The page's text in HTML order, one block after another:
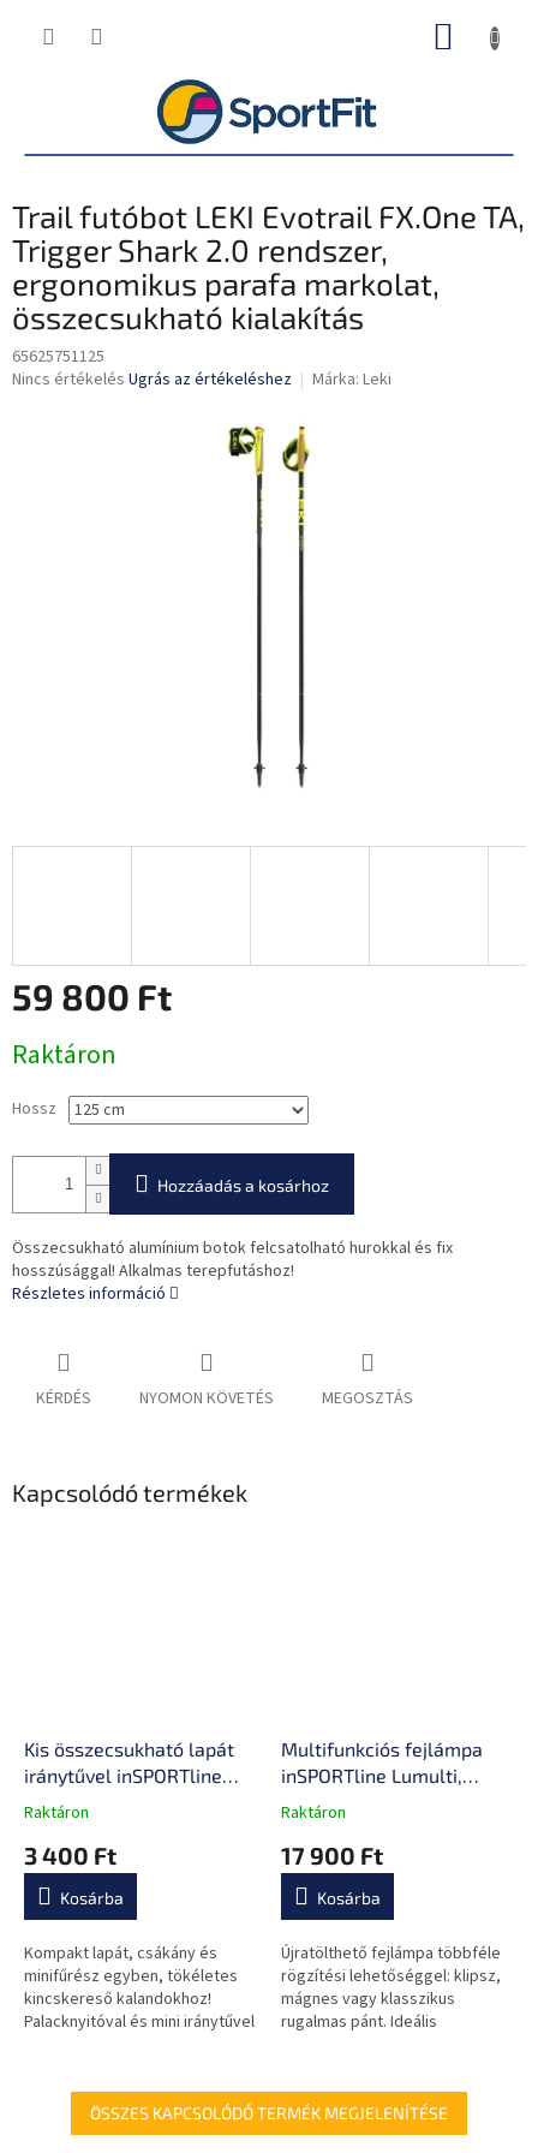
KOSÁR
Trail futóbot LEKI Evotrail FX.One TA,
Trigger Shark 2.0 rendszer,
ergonomikus parafa markolat,
összecsukható kialakítás
65625751125
A
Nincs értékelés Ugrás az értékeléshez Márka: Leki
59 800 Ft
Raktáron
Hossz
Hozzáadás a kosárhoz
Összecsukható alumínium botok felcsatolható hurokkal és fix
hosszúsággal! Alkalmas terepfutáshoz!
Részletes információ
KÉRDÉS NYOMON KÖVETÉS MEGOSZTÁS
Kapcsolódó termékek
Kis összecsukható lapát
iránytűvel inSPORTline
Plegable
A
átlagos
értékelése
0,0
csillag.
Raktáron
3 400 Ft
Kosárba
Kompakt lapát, csákány és
minifűrész egyben, tökéletes
kincskereső kalandokhoz!
Palacknyitóval és mini iránytűvel
Multifunkciós fejlámpa
inSPORTline Lumulti,
mágneses, klipsz,
lumen, USB-C
A
átlagos
értékelése
0,0
csillag.
Raktáron
17 900 Ft
Kosárba
Újratölthető fejlámpa többféle
rögzítési lehetőséggel: klipsz,
mágnes vagy klasszikus
rugalmas pánt. Ideális
viszonyok között.
ÖSSZES KAPCSOLÓDÓ TERMÉK MEGJELENÍTÉSE